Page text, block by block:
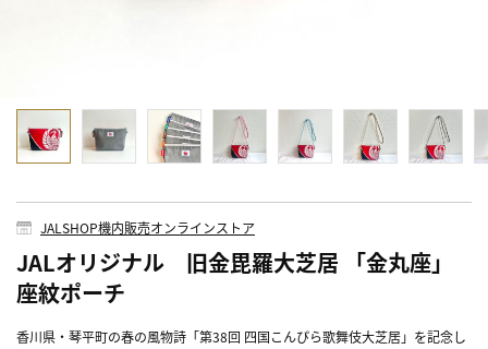
JALSHOP機内販売オンラインストア
JALオリジナル 旧金毘羅大芝居 「金丸座」
座紋ポーチ
香川県・琴平町の春の風物詩「第38回 四国こんぴら歌舞伎大芝居」を記念し